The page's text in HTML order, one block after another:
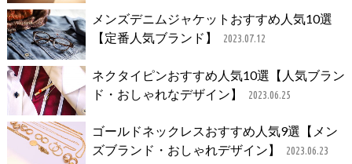
メンズデニムジャケットおすすめ人気10選
【定番人気ブランド】
2023.07.12
ネクタイピンおすすめ人気10選【人気ブラン
ド・おしゃれなデザイン】
2023.06.25
ゴールドネックレスおすすめ人気9選【メン
ズブランド・おしゃれデザイン】
2023.06.23